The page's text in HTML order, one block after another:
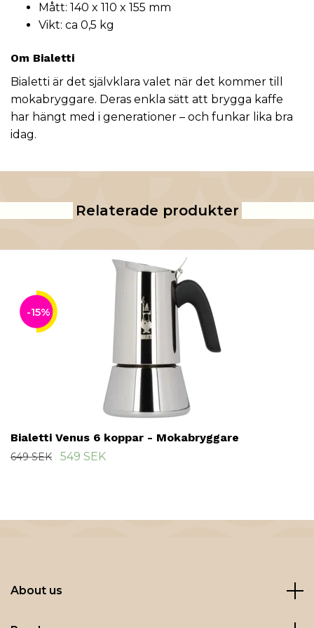
Mått: 140 x 110 x 155 mm
Vikt: ca 0,5 kg
Om Bialetti
Bialetti är det självklara valet när det kommer till
mokabryggare. Deras enkla sätt att brygga kaffe
har hängt med i generationer – och funkar lika bra
idag.
Relaterade produkter
-15%
Bialetti Venus 6 koppar - Mokabryggare
649 SEK 549 SEK
About us